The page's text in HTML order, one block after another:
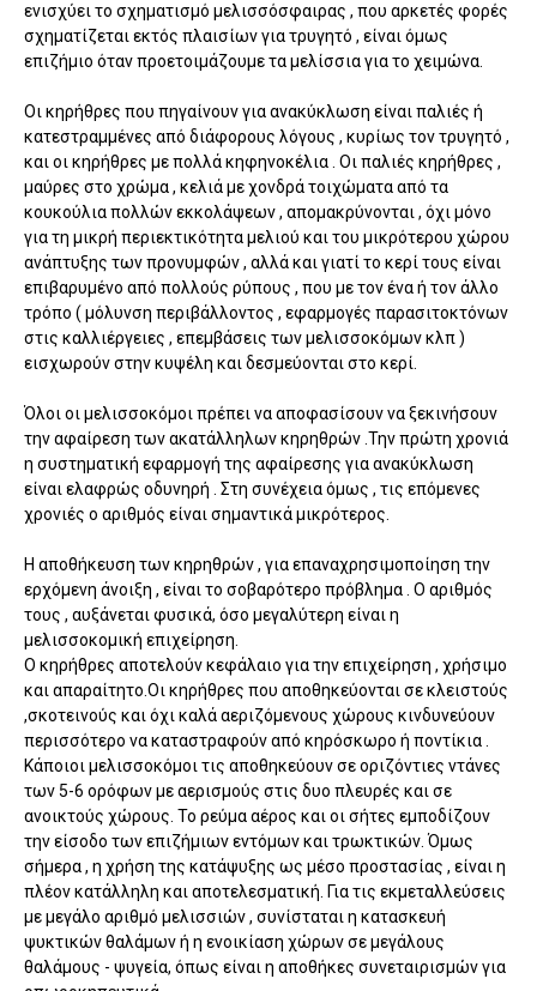
ενισχύει το σχηματισμό μελισσόσφαιρας , που αρκετές φορές
σχηματίζεται εκτός πλαισίων για τρυγητό , είναι όμως
επιζήμιο όταν προετοιμάζουμε τα μελίσσια για το χειμώνα.
Οι κηρήθρες που πηγαίνουν για ανακύκλωση είναι παλιές ή
κατεστραμμένες από διάφορους λόγους , κυρίως τον τρυγητό ,
και οι κηρήθρες με πολλά κηφηνοκέλια . Οι παλιές κηρήθρες ,
μαύρες στο χρώμα , κελιά με χονδρά τοιχώματα από τα
κουκούλια πολλών εκκολάψεων , απομακρύνονται , όχι μόνο
για τη μικρή περιεκτικότητα μελιού και του μικρότερου χώρου
ανάπτυξης των προνυμφών , αλλά και γιατί το κερί τους είναι
επιβαρυμένο από πολλούς ρύπους , που με τον ένα ή τον άλλο
τρόπο ( μόλυνση περιβάλλοντος , εφαρμογές παρασιτοκτόνων
στις καλλιέργειες , επεμβάσεις των μελισσοκόμων κλπ )
εισχωρούν στην κυψέλη και δεσμεύονται στο κερί.
Όλοι οι μελισσοκόμοι πρέπει να αποφασίσουν να ξεκινήσουν
την αφαίρεση των ακατάλληλων κηρηθρών .Την πρώτη χρονιά
η συστηματική εφαρμογή της αφαίρεσης για ανακύκλωση
είναι ελαφρώς οδυνηρή . Στη συνέχεια όμως , τις επόμενες
χρονιές ο αριθμός είναι σημαντικά μικρότερος.
Η αποθήκευση των κηρηθρών , για επαναχρησιμοποίηση την
ερχόμενη άνοιξη , είναι το σοβαρότερο πρόβλημα . Ο αριθμός
τους , αυξάνεται φυσικά, όσο μεγαλύτερη είναι η
μελισσοκομική επιχείρηση.
Ο κηρήθρες αποτελούν κεφάλαιο για την επιχείρηση , χρήσιμο
και απαραίτητο.Οι κηρήθρες που αποθηκεύονται σε κλειστούς
,σκοτεινούς και όχι καλά αεριζόμενους χώρους κινδυνεύουν
περισσότερο να καταστραφούν από κηρόσκωρο ή ποντίκια .
Κάποιοι μελισσοκόμοι τις αποθηκεύουν σε οριζόντιες ντάνες
των 5-6 ορόφων με αερισμούς στις δυο πλευρές και σε
ανοικτούς χώρους. Το ρεύμα αέρος και οι σήτες εμποδίζουν
την είσοδο των επιζήμιων εντόμων και τρωκτικών. Όμως
σήμερα , η χρήση της κατάψυξης ως μέσο προστασίας , είναι η
πλέον κατάλληλη και αποτελεσματική. Για τις εκμεταλλεύσεις
με μεγάλο αριθμό μελισσιών , συνίσταται η κατασκευή
ψυκτικών θαλάμων ή η ενοικίαση χώρων σε μεγάλους
θαλάμους - ψυγεία, όπως είναι η αποθήκες συνεταιρισμών για